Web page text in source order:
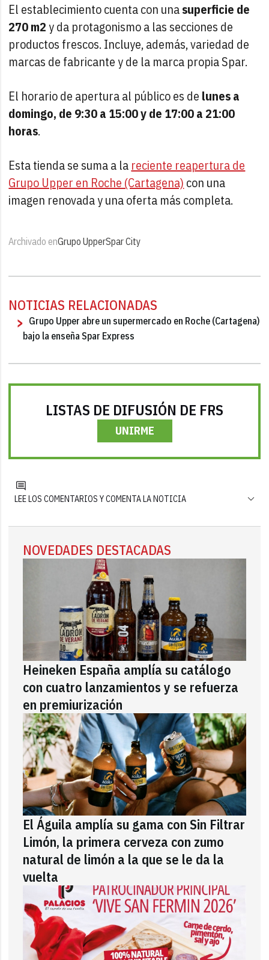
El establecimiento cuenta con unasuperficie de
270 m2y da protagonismo a las secciones de
productos frescos. Incluye, además, variedad de
marcas de fabricante y de la marca propia Spar.
El horario de apertura al público es de lunes a
domingo, de 9:30 a 15:00 y de 17:00 a 21:00
horas.
Esta tienda se suma a la reciente reapertura de
Grupo Upper en Roche (Cartagena) con una
imagen renovada y una oferta más completa.
Archivado enGrupo UpperSpar City
NOTICIAS RELACIONADAS
Grupo Upper abre un supermercado en Roche (Cartagena)
bajo la enseña Spar Express
LISTAS DE DIFUSIÓN DE FRS
UNIRME
LEE LOS COMENTARIOS Y COMENTA LA NOTICIA
NOVEDADES DESTACADAS
Heineken España amplía su catálogo
con cuatro lanzamientos y se refuerza
en premiurización
El Águila amplía su gama con Sin Filtrar
Limón, la primera cerveza con zumo
natural de limón a la que se le da la
vuelta